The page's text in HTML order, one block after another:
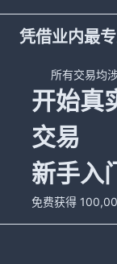
凭借业内最
所有交易均
开始真
交易
新手入
免费获得